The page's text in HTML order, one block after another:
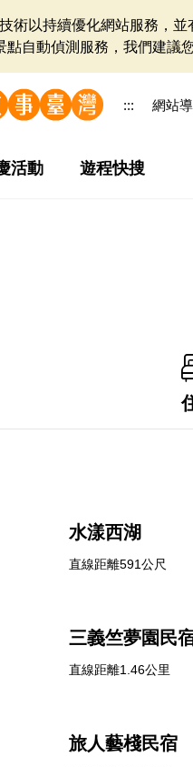
術以持續優化網站服務，
點自動偵測服務，我們建議
::: 網站
活動 遊程快搜
水漾西湖
直線距離591公尺
三義竺夢園民
直線距離1.46公里
旅人藝棧民宿